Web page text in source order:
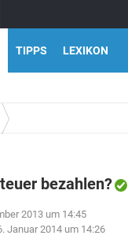
TIPPS LEXIKON
bezahlen?
2013 um 14:45
Januar 2014 um 14:26